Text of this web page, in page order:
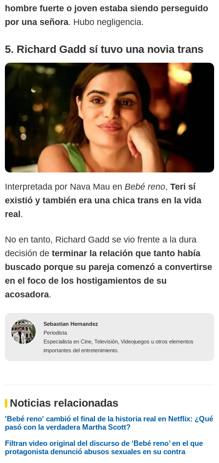
hombre fuerte o joven estaba siendo perseguido
por una señora. Hubo negligencia.
5. Richard Gadd sí tuvo una novia trans
Interpretada por Nava Mau en Bebé reno, Teri sí
existió y también era una chica trans en la vida
real .
No en tanto, Richard Gadd se vio frente a la dura
decisión de terminar la relación que tanto había
buscado porque su pareja comenzó a convertirse
en el foco de los hostigamientos de su
acosadora.
Sebastian Hernandez
Periodista
Especialista en Cine, Televisión, Videojuegos u otros elementos
importantes del entretenimiento.
Noticias relacionadas
'Bebé reno' cambió el final de la historia real en Netflix: ¿Qué
pasó con la verdadera Martha Scott?
Filtran video original del discurso de ‘Bebé reno’ en el que
protagonista denunció abusos sexuales en su contra